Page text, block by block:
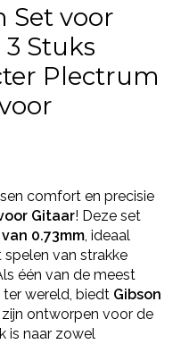
Set voor
Stuks
Plectrum
comfort en precisie
Gitaar! Deze set
0.73mm , ideaal
van strakke
één van de meest
wereld, biedt Gibson
ontworpen voor de
is naar zowel